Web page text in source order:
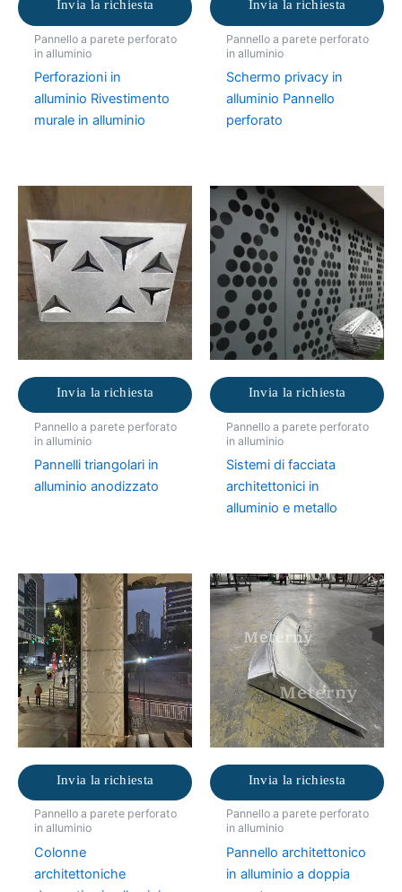
Invia la richiesta
Pannello a parete perforato
in alluminio
Perforazioni in
alluminio Rivestimento
murale in alluminio
Invia la richiesta
Pannello a parete perforato
in alluminio
Schermo privacy in
alluminio Pannello
perforato
Invia la richiesta
Pannello a parete perforato
in alluminio
Pannelli triangolari in
alluminio anodizzato
Invia la richiesta
Pannello a parete perforato
in alluminio
Sistemi di facciata
architettonici in
alluminio e metallo
Invia la richiesta
Pannello a parete perforato
in alluminio
Colonne
architettoniche
Invia la richiesta
Pannello a parete perforato
in alluminio
Pannello architettonico
in alluminio a doppia